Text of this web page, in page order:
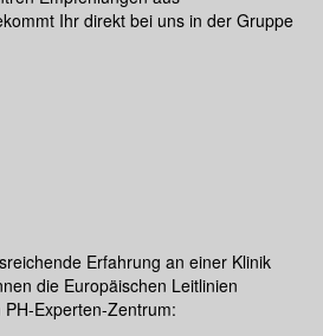
Ihr direkt bei uns in der Gruppe
Erfahrung an einer Klinik
die Europäischen Leitlinien
Experten-Zentrum: